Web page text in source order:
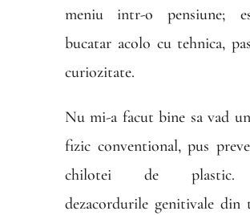
meniu intr-o pensiune;
bucatar acolo cu tehnica,
curiozitate.
Nu mi-a facut bine sa vad
fizic conventional, pus
chilotei de
dezacordurile genitivale din